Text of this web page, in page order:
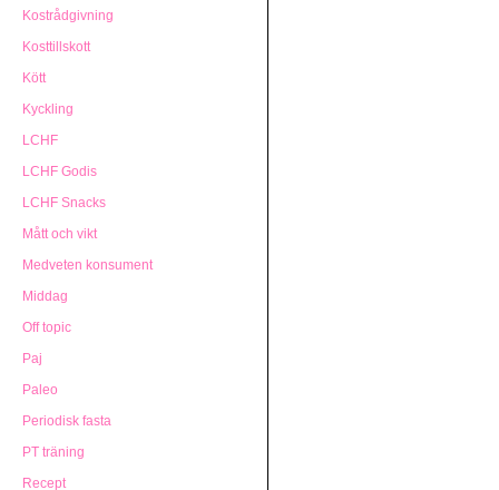
Kostrådgivning
Kosttillskott
Kött
Kyckling
LCHF
LCHF Godis
LCHF Snacks
Mått och vikt
Medveten konsument
Middag
Off topic
Paj
Paleo
Periodisk fasta
PT träning
Recept